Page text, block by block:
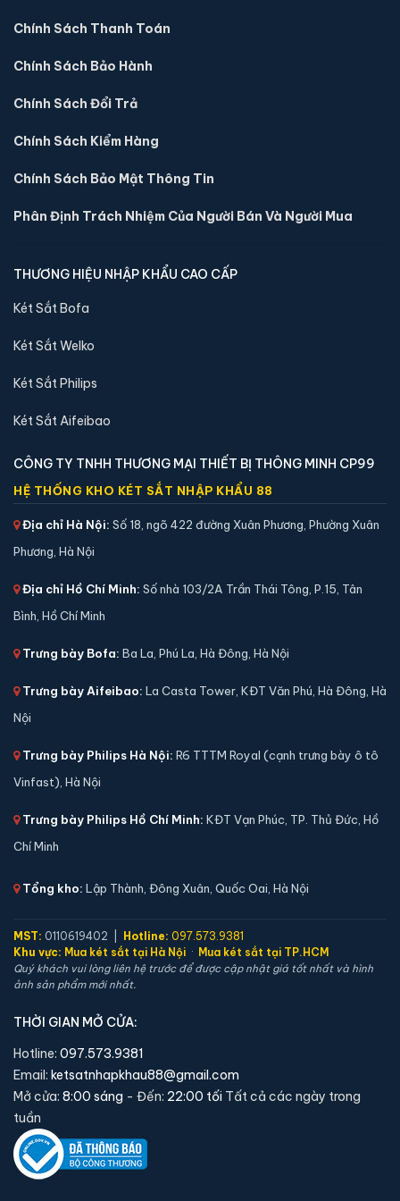
gold chính hãng
🛡️ Bảo hành:24 tháng
4,290,000 đ
Xem chi tiết →
Két sắt mini Liberty LB30S chính hãng
📐 Kích thước:30 x 39 x 32 cm
🔒 Khoá:
Khóa điện tử
🛡️ Bảo hành:
4,290,000 đ
Xem chi tiết →
Két sắt mini Liberty LB39S vân tay điện tử chính
hãng
📐 Kích thước:
⚖️ Trọng lượng:22 kg
🔒 Khoá: Khóa vân tay điện tử
Chính Sách Thanh Toán
Chính Sách Bảo Hành
Chính Sách Đổi Trả
Chính Sách Kiểm Hàng
Chính Sách Bảo Mật Thông Tin
Phân Định Trách Nhiệm Của Người Bán Và Người Mua
THƯƠNG HIỆU NHẬP KHẨU CAO CẤP
Két Sắt Bofa
Két Sắt Welko
Két Sắt Philips
Két Sắt Aifeibao
CÔNG TY TNHH THƯƠNG MẠI THIẾT BỊ THÔNG MINH CP99
HỆ THỐNG KHO KÉT SẮT NHẬP KHẨU 88
Địa chỉ Hà Nội: Số 18, ngõ 422 đường Xuân Phương, Phường Xuân
Phương, Hà Nội
Địa chỉ Hồ Chí Minh: Số nhà 103/2A Trần Thái Tông, P.15, Tân
Bình, Hồ Chí Minh
Trưng bày Bofa: Ba La, Phú La, Hà Đông, Hà Nội
Trưng bày Aifeibao: La Casta Tower, KĐT Văn Phú, Hà Đông, Hà
Nội
Trưng bày Philips Hà Nội: R6 TTTM Royal (cạnh trưng bày ô tô
Vinfast), Hà Nội
Trưng bày Philips Hồ Chí Minh: KĐT Vạn Phúc, TP. Thủ Đức, Hồ
Chí Minh
Tổng kho: Lập Thành, Đông Xuân, Quốc Oai, Hà Nội
MST: 0110619402 | Hotline: 097.573.9381
Khu vực: Mua két sắt tại Hà Nội · Mua két sắt tại TP.HCM
Quý khách vui lòng liên hệ trước để được cập nhật giá tốt nhất và hình
ảnh sản phẩm mới nhất.
THỜI GIAN MỞ CỬA:
Hotline: 097.573.9381
Email: ketsatnhapkhau88@gmail.com
Mở cửa: 8:00 sáng - Đến: 22:00 tối Tất cả các ngày trong
tuần